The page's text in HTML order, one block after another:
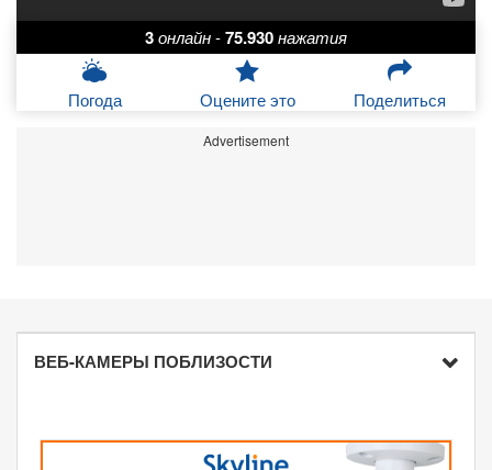
3онлайн-75.930нажатия
Погода Оцените это Поделиться
Advertisement
ВЕБ-КАМЕРЫ ПОБЛИЗОСТИ